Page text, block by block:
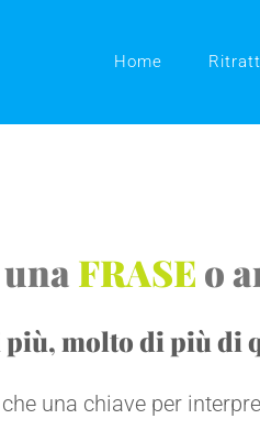
Home
FRASE o
molto di più di
una chiave per